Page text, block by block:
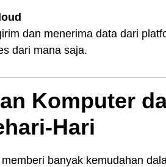
dan menerima data dari
dari mana saja.
Komputer
Hari
banyak kemudahan